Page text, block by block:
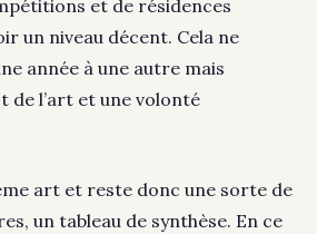
et de résidences
un niveau décent. Cela ne
année à une autre mais
de l’art et une volonté
art et reste donc une sorte de
un tableau de synthèse. En ce